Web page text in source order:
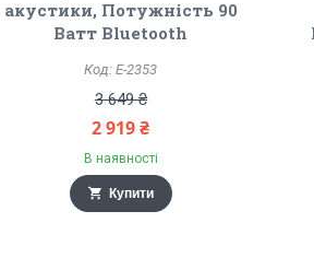
акустики, Потужність 90
Ватт Bluetooth
E-2353
3 649 ₴
2 919 ₴
В наявності
Купити